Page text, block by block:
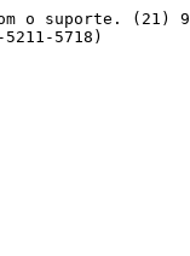
o suporte. (21)
5718)